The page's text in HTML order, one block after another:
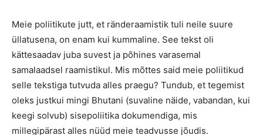
Meie poliitikute jutt, et ränderaamistik tuli neile suure
üllatusena, on enam kui kummaline. See tekst oli
kättesaadav juba suvest ja põhines varasemal
samalaadsel raamistikul. Mis mõttes said meie poliitikud
selle tekstiga tutvuda alles praegu? Tundub, et tegemist
oleks justkui mingi Bhutani (suvaline näide, vabandan, kui
keegi solvub) sisepoliitika dokumendiga, mis
millegipärast alles nüüd meie teadvusse jõudis.